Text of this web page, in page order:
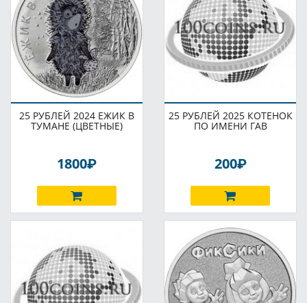
25 РУБЛЕЙ 2024 ЕЖИК В
ТУМАНЕ (ЦВЕТНЫЕ)
1800P
25 РУБЛЕЙ 2025 КОТЕНОК
ПО ИМЕНИ ГАВ
200P